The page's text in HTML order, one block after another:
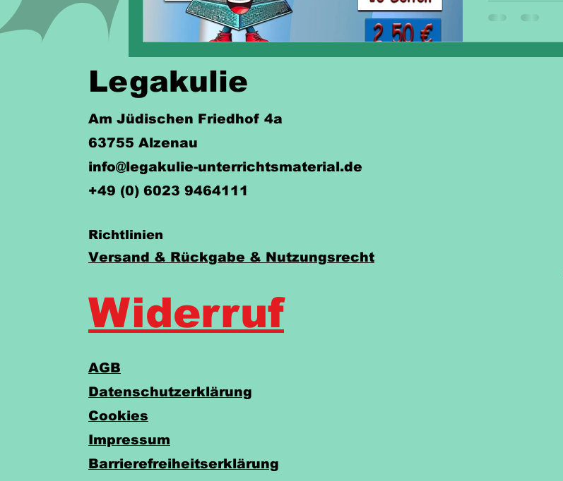
Legakulie
Am Jüdischen Friedhof 4a
63755 Alzenau
info@legakulie-unterrichtsmaterial.de
+49 (0) 6023 9464111
Richtlinien
Versand & Rückgabe & Nutzungsrecht
Widerruf
AGB
Datenschutzerklärung
Cookies
Impressum
Barrierefreiheitserklärung